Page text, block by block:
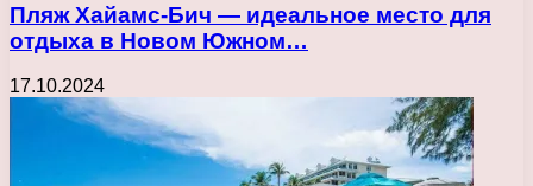
Пляж Хайамс-Бич — идеальное место для
отдыха в Новом Южном…
17.10.2024